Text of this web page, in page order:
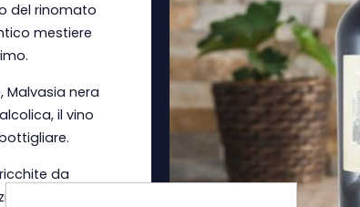
del rinomato
mestiere
nera
il vino
da
di equilibrio